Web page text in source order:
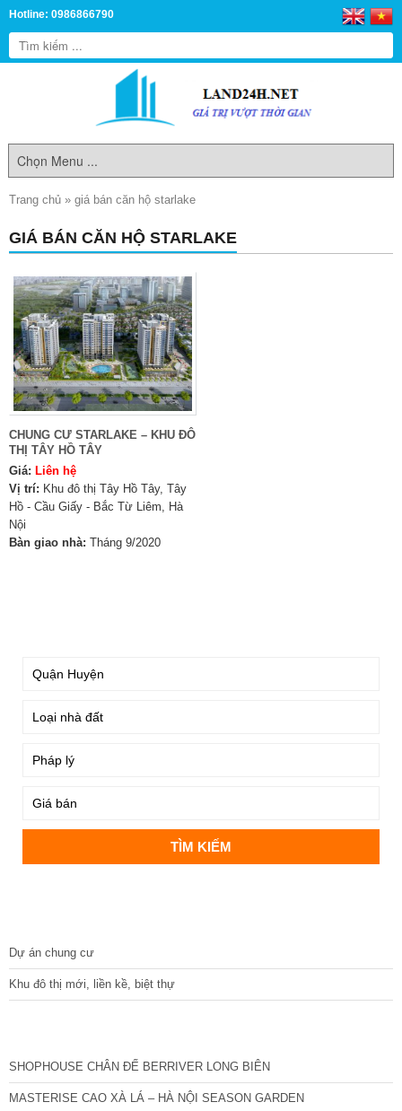
Hotline: 0986866790
Trang chủ » giá bán căn hộ starlake
GIÁ BÁN CĂN HỘ STARLAKE
CHUNG CƯ STARLAKE – KHU ĐÔ
THỊ TÂY HỒ TÂY
Giá: Liên hệ
Vị trí: Khu đô thị Tây Hồ Tây, Tây
Hồ - Cầu Giấy - Bắc Từ Liêm, Hà
Nội
Bàn giao nhà: Tháng 9/2020
Dự án chung cư
Khu đô thị mới, liền kề, biệt thự
SHOPHOUSE CHÂN ĐẾ BERRIVER LONG BIÊN
MASTERISE CAO XÀ LÁ – HÀ NỘI SEASON GARDEN